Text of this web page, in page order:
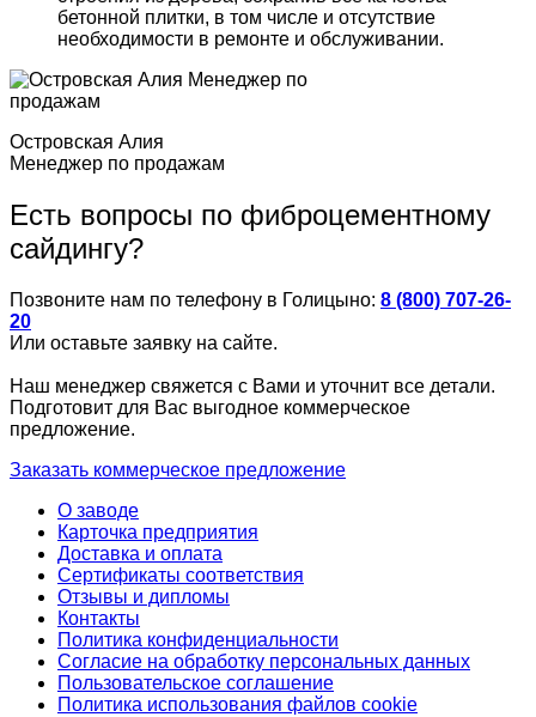
бетонной плитки, в том числе и отсутствие
необходимости в ремонте и обслуживании.
Островская Алия
Менеджер по продажам
Есть вопросы по фиброцементному
сайдингу?
Позвоните нам по телефону в Голицыно: 8 (800) 707-26-
20
Или оставьте заявку на сайте.
Наш менеджер свяжется с Вами и уточнит все детали.
Подготовит для Вас выгодное коммерческое
предложение.
Заказать коммерческое предложение
О заводе
Карточка предприятия
Доставка и оплата
Сертификаты соответствия
Отзывы и дипломы
Контакты
Политика конфиденциальности
Согласие на обработку персональных данных
Пользовательское соглашение
Политика использования файлов cookie